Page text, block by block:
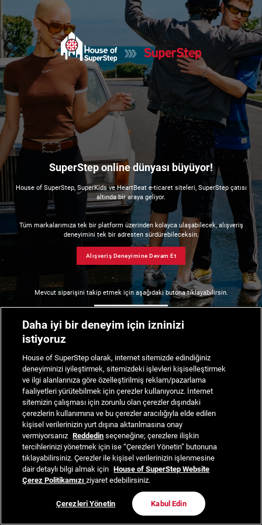
SuperStep online dünyası büyüyor!
House of SuperStep, SuperKids ve HeartBeat e-ticaret siteleri, SuperStep çatısı
altında bir araya geliyor.
Tüm markalarımıza tek bir platform üzerinden kolayca ulaşabilecek, alışveriş
deneyimini tek bir adresten sürdürebileceksin.
Alışveriş Deneyimine Devam Et
Mevcut siparişini takip etmek için aşağıdaki butona tıklayabilirsin.
Daha iyi bir deneyim için izninizi
istiyoruz
House of SuperStep olarak, internet sitemizde edindiğiniz
deneyiminizi iyileştirmek, sitemizdeki işlevleri kişiselleştirmek
ve ilgi alanlarınıza göre özelleştirilmiş reklam/pazarlama
faaliyetleri yürütebilmek için çerezler kullanıyoruz. İnternet
sitemizin çalışması için zorunlu olan çerezler dışındaki
çerezlerin kullanımına ve bu çerezler aracılığıyla elde edilen
kişisel verilerinizin yurt dışına aktarılmasına onay
vermiyorsanız Reddedin seçeneğine; çerezlere ilişkin
tercihlerinizi yönetmek için ise “Çerezleri Yönetin” butonuna
tıklayabilirsiniz. Çerezler ile kişisel verilerinizin işlenmesine
dair detaylı bilgi almak için House of SuperStep Website
Çerez Politikamızıziyaret edebilirsiniz.
Çerezleri Yönetin Kabul Edin